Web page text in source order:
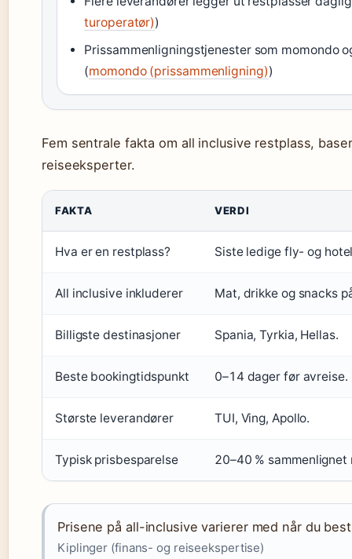
turoperatør))
Prissammenligningstjenester som momondo
(momondo (prissammenligning))
Fem sentrale fakta om all inclusive restplass,
reiseeksperter.
FAKTA VERDI
Hva er en restplass? Siste ledige fly- og
All inclusive inkluderer Mat, drikke og snacks
Billigste destinasjoner Spania, Tyrkia, Hellas.
Beste bookingtidspunkt 0–14 dager før avreise.
Største leverandører TUI, Ving, Apollo.
Typisk prisbesparelse 20–40 %
Prisene på all-inclusive varierer med når du
Kiplinger (finans- og reiseekspertise)